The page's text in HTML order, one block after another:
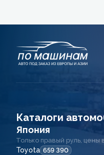
Каталоги
Япония
Только правый руль, цены
Toyota 659 390